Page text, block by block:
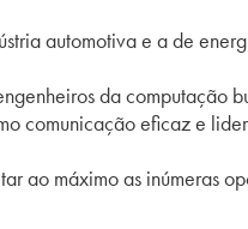
automotiva e a de
da computação
comunicação eficaz e
ao máximo as inúmeras